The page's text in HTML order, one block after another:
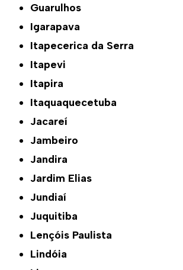
Guarulhos
Igarapava
Itapecerica da Serra
Itapevi
Itapira
Itaquaquecetuba
Jacareí
Jambeiro
Jandira
Jardim Elias
Jundiaí
Juquitiba
Lençóis Paulista
Lindóia